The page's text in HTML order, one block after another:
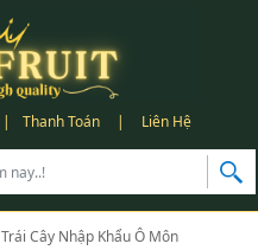
| Thanh Toán | Liên Hệ
Trái Cây Nhập Khẩu Ô Môn